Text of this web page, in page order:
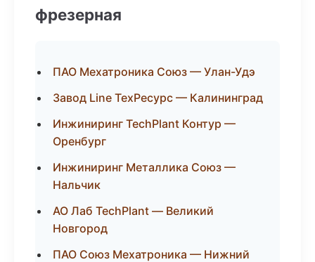
фрезерная
ПАО Мехатроника Союз — Улан-Удэ
Завод Line ТехРесурс — Калининград
Инжиниринг TechPlant Контур —
Оренбург
Инжиниринг Металлика Союз —
Нальчик
АО Лаб TechPlant — Великий
Новгород
ПАО Союз Мехатроника — Нижний